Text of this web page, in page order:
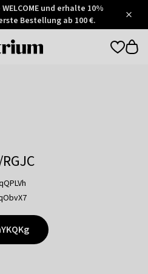
und erhalte 10%
Bestellung ab 100 €.
Otrium